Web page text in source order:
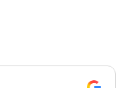
daerah yang